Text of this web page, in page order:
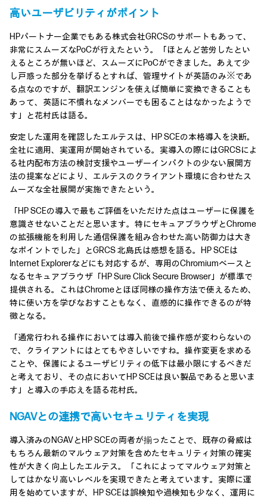
高いユーザビリティがポイント
HPパートナー企業でもある株式会社GRCSのサポートもあって、
非常にスムーズなPoCが行えたという。「ほとんど苦労したとい
えるところが無いほど、スムーズにPoCができました。あえて少
し戸惑った部分を挙げるとすれば、管理サイトが英語のみ※であ
る点なのですが、翻訳エンジンを使えば簡単に変換できることも
あって、英語に不慣れなメンバーでも困ることはなかったようで
す」と花村氏は語る。
安定した運用を確認したエルテスは、HP SCEの本格導入を決断。
全社に適用、実運用が開始されている。実導入の際にはGRCSによ
る社内配布方法の検討支援やユーザーインパクトの少ない展開方
法の提案などにより、エルテスのクライアント環境に合わせたス
ムーズな全社展開が実施できたという。
「HP SCEの導入で最もご評価をいただけた点はユーザーに保護を
意識させないことだと思います。特にセキュアブラウザとChrome
の拡張機能を利用した通信保護を組み合わせた高い防御力は大き
なポイントでした」とGRCS 北島氏は感想を語る。HP SCEは
Internet Explorerなどにも対応するが、専用のChromiumベースと
なるセキュアブラウザ「HP Sure Click Secure Browser」が標準で
提供される。これはChromeとほぼ同様の操作方法で使えるため、
特に使い方を学びなおすこともなく、直感的に操作できるのが特
徴となる。
「通常行われる操作においては導入前後で操作感が変わらないの
で、クライアントにはとてもやさしいですね。操作変更を求める
ことや、保護によるユーザビリティの低下は最小限にするべきだ
と考えており、その点においてHP SCEは良い製品であると思いま
す」と導入の手応えを語る花村氏。
NGAVとの連携で高いセキュリティを実現
導入済みのNGAVとHP SCEの両者が揃ったことで、既存の脅威は
もちろん最新のマルウェア対策を含めたセキュリティ対策の確実
性が大きく向上したエルテス。「これによってマルウェア対策と
してはかなり高いレベルを実現できたと考えています。実際に運
用を始めていますが、HP SCEは誤検知や過検知も少なく、運用に